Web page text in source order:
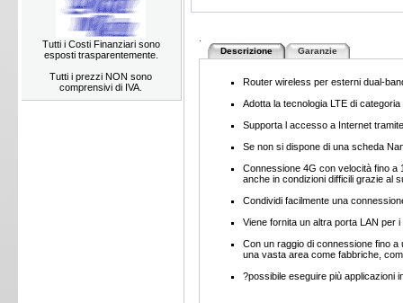
Tutti i Costi Finanziari sono
esposti trasparentemente.
Tutti i prezzi NON sono
comprensivi di IVA.
Descrizione Garanzie
Router wireless per esterni dual-
Adotta la tecnologia LTE di
Supporta l accesso a Internet
Se non si dispone di una scheda
Connessione 4G con velocità fino a
anche in condizioni difficili grazie al
Condividi facilmente una
Viene fornita un altra porta LAN per
Con un raggio di connessione fino
una vasta area come fabbriche,
?possibile eseguire più applicazioni